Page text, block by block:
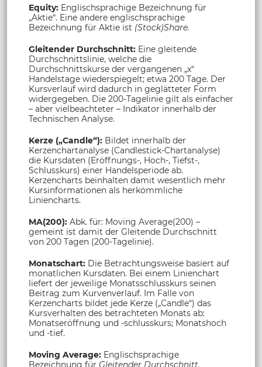
Equity: Englischsprachige Bezeichnung für
„Aktie“. Eine andere englischsprachige
Bezeichnung für Aktie ist (Stock)Share.
Gleitender Durchschnitt: Eine gleitende
Durchschnittslinie, welche die
Durchschnittskurse der vergangenen „x“
Handelstage wiederspiegelt; etwa 200 Tage. Der
Kursverlauf wird dadurch in geglätteter Form
widergegeben. Die 200-Tagelinie gilt als einfacher
– aber vielbeachteter – Indikator innerhalb der
Technischen Analyse.
Kerze („Candle“): Bildet innerhalb der
Kerzenchartanalyse (Candlestick-Chartanalyse)
die Kursdaten (Eröffnungs-, Hoch-, Tiefst-,
Schlusskurs) einer Handelsperiode ab.
Kerzencharts beinhalten damit wesentlich mehr
Kursinformationen als herkömmliche
Liniencharts.
MA(200): Abk. für: Moving Average(200) –
gemeint ist damit der Gleitende Durchschnitt
von 200 Tagen (200-Tagelinie).
Monatschart: Die Betrachtungsweise basiert auf
monatlichen Kursdaten. Bei einem Linienchart
liefert der jeweilige Monatsschlusskurs seinen
Beitrag zum Kurvenverlauf. Im Falle von
Kerzencharts bildet jede Kerze („Candle“) das
Kursverhalten des betrachteten Monats ab:
Monatseröffnung und -schlusskurs; Monatshoch
und -tief.
Moving Average: Englischsprachige
Bezeichnung für Gleitender Durchschnitt.